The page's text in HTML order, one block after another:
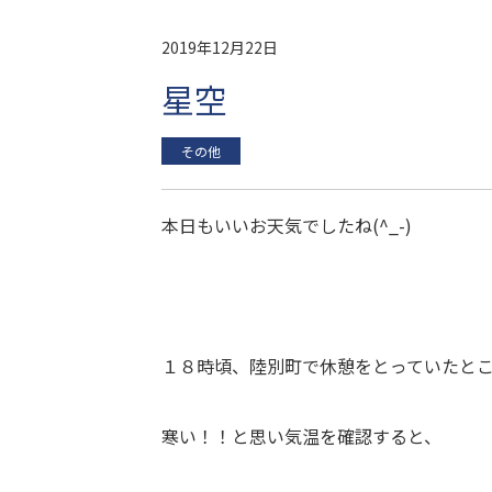
2019年12月22日
星空
その他
本日もいいお天気でしたね(^_-)
１８時頃、陸別町で休憩をとっていたと
寒い！！と思い気温を確認すると、